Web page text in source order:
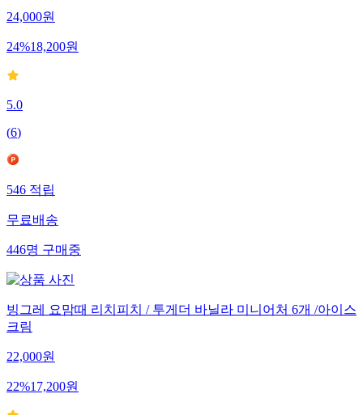
24,000원
24%18,200원
5.0
(6)
546적립
무료배송
446명구매중
빙그레 요맘때 리치피치 / 투게더 바닐라 미니어처 6개 /아이스
크림
22,000원
22%17,200원